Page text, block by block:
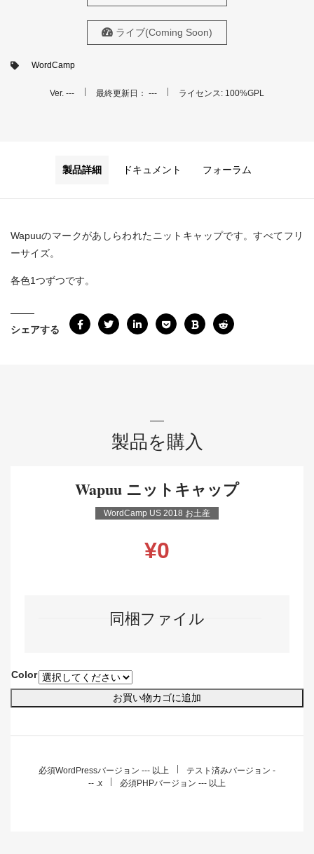
ライブ(Coming Soon)
WordCamp
Ver. --- 最終更新日： --- ライセンス: 100%GPL
製品詳細 ドキュメント フォーラム
Wapuuのマークがあしらわれたニットキャップです。すべてフリ
ーサイズ。
各色1つずつです。
シェアする
製品を購入
Wapuu ニットキャップ
WordCamp US 2018 お土産
¥0
同梱ファイル
Color
ニ
ト
お買い物カゴに追加
必須WordPressバージョン --- 以上
テスト済みバージョン -
-- .x
必須PHPバージョン --- 以上